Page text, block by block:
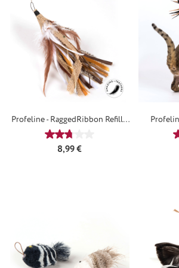
Profeline - RaggedRibbon Refill /
AnhängerDurchschnittliche Bewertung
Regulärer Preis:
8,99 €